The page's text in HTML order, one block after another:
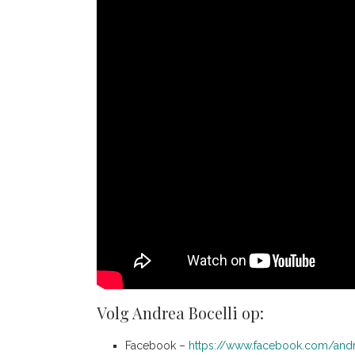
Volg Andrea Bocelli op:
Facebook – https://www.facebook.com/